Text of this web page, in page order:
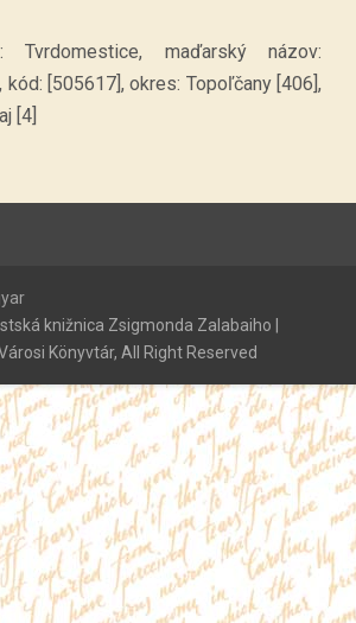
Tvrdomestice, maďarský názov:
kód: [505617], okres: Topoľčany [406],
[4]
knižnica Zsigmonda Zalabaiho |
Könyvtár, All Right Reserved